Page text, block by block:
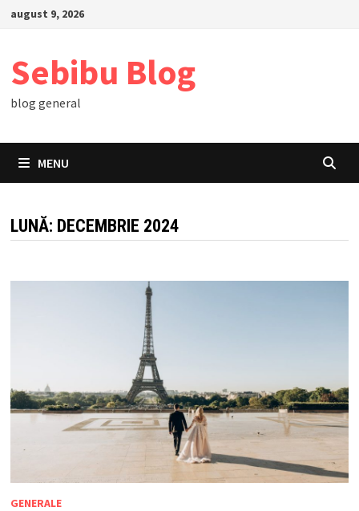
Skipaugust 9, 2026
Sebibu Blog
blog general
MENU
LUNĂ: DECEMBRIE 2024
GENERALE